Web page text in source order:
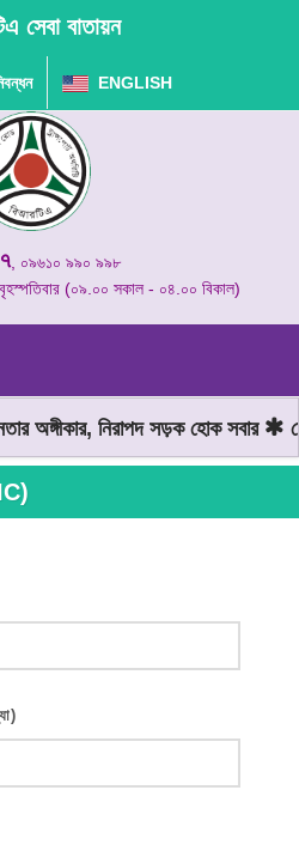
সেবা বাতায়ন
ENGLISH
, ০৯৬১০ ৯৯০ ৯৯৮
(০৯.০০ সকাল - ০৪.০০ বিকাল)
অঙ্গীকার, নিরাপদ সড়ক হোক সবার